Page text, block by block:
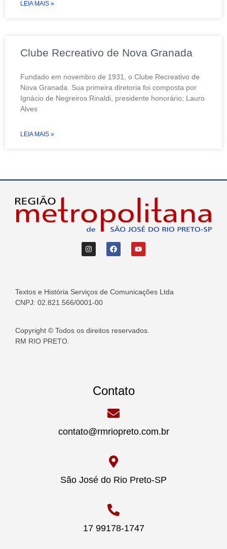
LEIA MAIS »
Clube Recreativo de Nova Granada
Fundado em novembro de 1931, o Clube Recreativo de
Nova Granada. Sua primeira diretoria foi composta por
Ignácio de Negreiros Rinaldi, presidente honorário; Lauro
Alves
LEIA MAIS »
Textos e História Serviços de Comunicações Ltda
CNPJ: 02.821.566/0001-00
Copyright © Todos os direitos reservados.
RM RIO PRETO.
Contato
contato@rmriopreto.com.br
São José do Rio Preto-SP
17 99178-1747